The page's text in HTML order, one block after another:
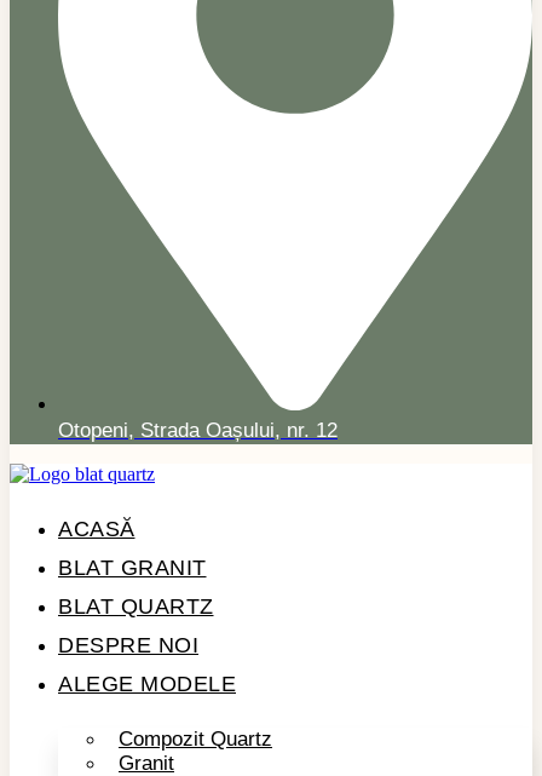
Otopeni, Strada Oașului, nr. 12
ACASĂ
BLAT GRANIT
BLAT QUARTZ
DESPRE NOI
ALEGE MODELE
Compozit Quartz
Granit